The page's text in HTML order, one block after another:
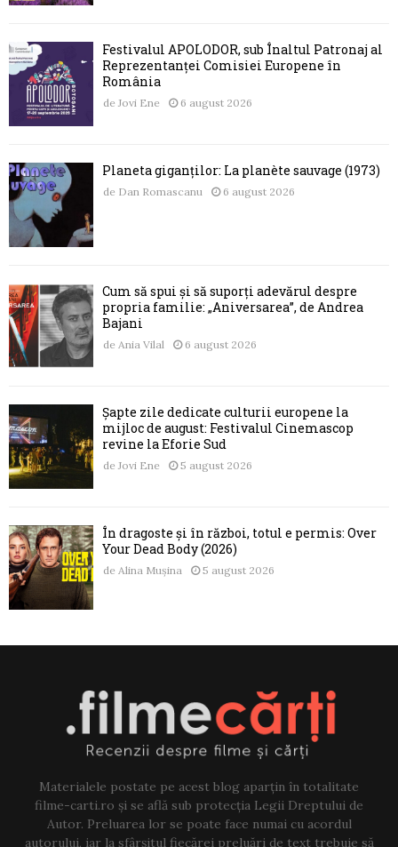
Festivalul APOLODOR, sub Înaltul Patronaj al
Reprezentanței Comisiei Europene în
România
de Jovi Ene 6 august 2026
Planeta giganților: La planète sauvage (1973)
de Dan Romascanu 6 august 2026
Cum să spui și să suporți adevărul despre
propria familie: „Aniversarea”, de Andrea
Bajani
de Ania Vilal 6 august 2026
Șapte zile dedicate culturii europene la
mijloc de august: Festivalul Cinemascop
revine la Eforie Sud
de Jovi Ene 5 august 2026
În dragoste și în război, totul e permis: Over
Your Dead Body (2026)
de Alina Mușina 5 august 2026
Materialele postate pe acest blog aparțin în totalitate
filme-carti.ro și se află sub protecția Legii Dreptului de
Autor. Preluarea lor se poate face numai cu acordul
autorului, iar la sfârșitul fiecărei preluări de text trebuie să